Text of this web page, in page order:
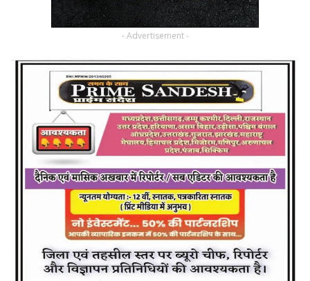
- Advertisement -